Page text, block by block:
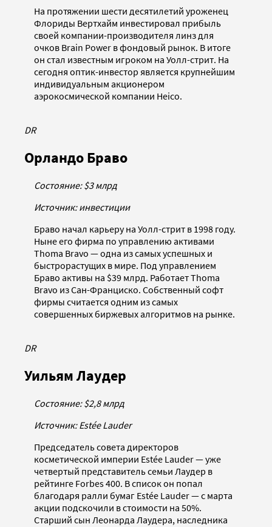
На протяжении шести десятилетий уроженец
Флориды Вертхайм инвестировал прибыль
своей компании-производителя линз для
очков Brain Power в фондовый рынок. В итоге
он стал известным игроком на Уолл-стрит. На
сегодня оптик-инвестор является крупнейшим
индивидуальным акционером
аэрокосмической компании Heico.
DR
Орландо Браво
Состояние: $3 млрд
Источник: инвестиции
Браво начал карьеру на Уолл-стрит в 1998 году.
Ныне его фирма по управлению активами
Thoma Bravo — одна из самых успешных и
быстрорастущих в мире. Под управлением
Браво активы на $39 млрд. Работает Thoma
Bravo из Сан-Франциско. Собственный софт
фирмы считается одним из самых
совершенных биржевых алгоритмов на рынке.
DR
Уильям Лаудер
Состояние: $2,8 млрд
Источник: Estée Lauder
Председатель совета директоров
косметической империи Estée Lauder — уже
четвертый представитель семьи Лаудер в
рейтинге Forbes 400. В список он попал
благодаря ралли бумаг Estée Lauder — с марта
акции подскочили в стоимости на 50%.
Старший сын Леонарда Лаудера, наследника